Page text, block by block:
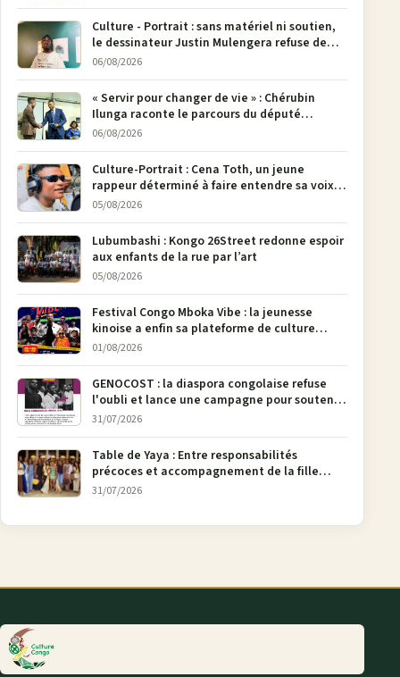
Culture - Portrait : sans matériel ni soutien,
le dessinateur Justin Mulengera refuse de
poser son crayon
06/08/2026
« Servir pour changer de vie » : Chérubin
Ilunga raconte le parcours du député
national Jethro Muyombi Tshimbu en 137
06/08/2026
Culture-Portrait : Cena Toth, un jeune
rappeur déterminé à faire entendre sa voix à
Bunia
05/08/2026
Lubumbashi : Kongo 26Street redonne espoir
aux enfants de la rue par l’art
05/08/2026
Festival Congo Mboka Vibe : la jeunesse
kinoise a enfin sa plateforme de culture
urbaine
01/08/2026
GENOCOST : la diaspora congolaise refuse
l'oubli et lance une campagne pour soutenir
la pétition FONAREV depuis Bruxelles
31/07/2026
Table de Yaya : Entre responsabilités
précoces et accompagnement de la fille
aînée, la diaspora en débat
31/07/2026